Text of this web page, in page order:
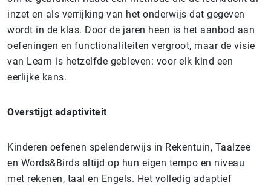
inzet en als verrijking van het onderwijs dat gegeven
wordt in de klas. Door de jaren heen is het aanbod aan
oefeningen en functionaliteiten vergroot, maar de visie
van Learn is hetzelfde gebleven: voor elk kind een
eerlijke kans.
Overstijgt adaptiviteit
Kinderen oefenen spelenderwijs in Rekentuin, Taalzee
en Words&Birds altijd op hun eigen tempo en niveau
met rekenen, taal en Engels. Het volledig adaptief